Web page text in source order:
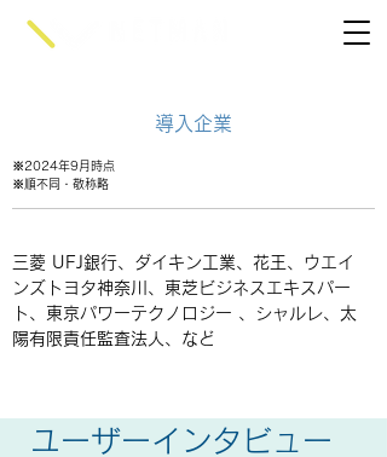
​導入企業
​※2024年9月時点
※順不同・敬称略
三菱 UFJ銀行、ダイキン工業、花王、ウエイ
ンズトヨタ神奈川、東芝ビジネスエキスパー
ト、東京パワーテクノロジー 、シャルレ、太
陽有限責任監査法人、など
ユーザーインタビュー